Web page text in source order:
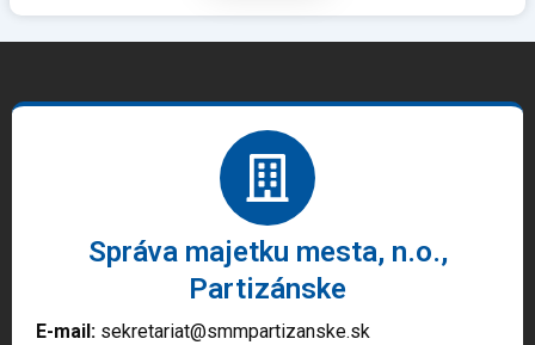
Správa majetku mesta, n.o.,
Partizánske
E-mail: sekretariat@smmpartizanske.sk